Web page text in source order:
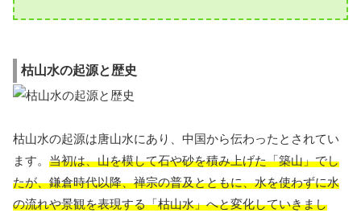
枯山水の起源と歴史
枯山水の起源は唐山水にあり、中国から伝わったとされてい
ます。 当初は、山を模して石や砂を積み上げた「築山」でし
たが、鎌倉時代以降、禅宗の普及とともに、水を使わずに水
の流れや景観を表現する「枯山水」へと変化していきまし